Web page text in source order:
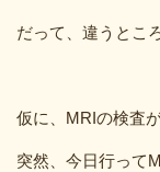
だって、違うとこ
仮に、MRIの検査
突然、今日行って